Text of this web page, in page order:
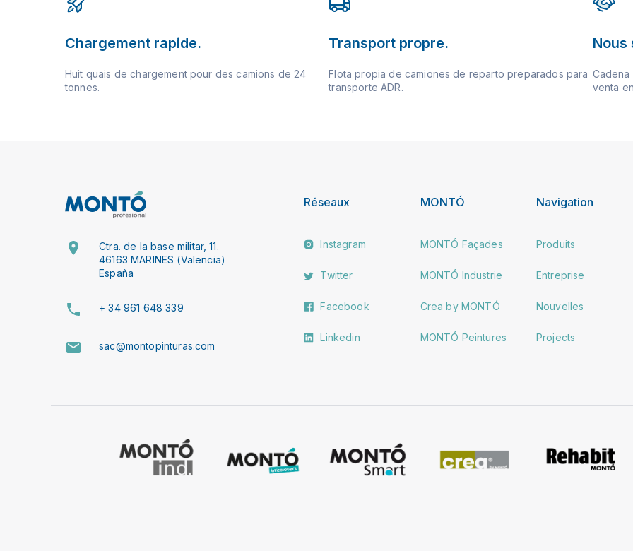
Chargement rapide.
Huit quais de chargement pour des camions de 24
tonnes.
Transport propre.
Flota propia de camiones de reparto preparados para
transporte ADR.
Nous
venta
Ctra. de la base militar, 11.
46163 MARINES (Valencia)
España
+ 34 961 648 339
sac@montopinturas.com
Réseaux
Instagram
Twitter
Facebook
Linkedin
MONTÓ
MONTÓ Façades
MONTÓ Industrie
Crea by MONTÓ
MONTÓ Peintures
Navigation
Produits
Entreprise
Nouvelles
Projects